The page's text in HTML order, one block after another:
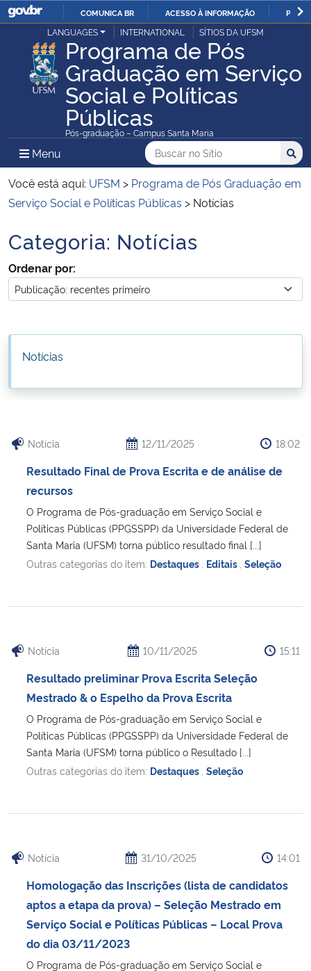
IR
PARA
O
CONTEÚDO
COMUNICA BR ACESSO À INFORMAÇÃO
Ministério da Justiça e Segurança Pública
Ministério da Defesa
Ministério das Relações Exteriores
Ministério da Infraestrutura
Ministério da Agricultura, Pecuária e Abastecimento
Ministério da Educação
Ministério da Saúde
Ministério do Meio Ambiente
Ministério do Turismo
Ministério do Desenvolvimento Regional
Secretaria-Geral
Secretaria de Governo
Gabinete de Segurança Institucional
Advocacia-Geral da União
LANGUAGES INTERNATIONAL SÍTIOS DA UFSM
Programa de Pós
Graduação em Serviço
Social e Políticas
Públicas
Pós-graduação – Campus Santa Maria
Menu Menu Principal do Sítio
Busca
Buscar no no Sítio
Busca:
Você está aqui: UFSM > Programa de Pós Graduação em
Serviço Social e Políticas Públicas > Notícias
Início do conteúdo
Categoria: Notícias
Ordenar por:
Notícias
Notícia 12/11/2025 18:02
Resultado Final de Prova Escrita e de análise de
recursos
O Programa de Pós-graduação em Serviço Social e
Políticas Públicas (PPGSSPP) da Universidade Federal de
Santa Maria (UFSM) torna público resultado final [...]
Outras categorias do item: Destaques Editais Seleção
Notícia 10/11/2025 15:11
Resultado preliminar Prova Escrita Seleção
Mestrado & o Espelho da Prova Escrita
O Programa de Pós-graduação em Serviço Social e
Políticas Públicas (PPGSSPP) da Universidade Federal de
Santa Maria (UFSM) torna público o Resultado [...]
Outras categorias do item: Destaques Seleção
Notícia 31/10/2025 14:01
Homologação das Inscrições (lista de candidatos
aptos a etapa da prova) – Seleção Mestrado em
Serviço Social e Políticas Públicas – Local Prova
do dia 03/11/2023
O Programa de Pós-graduação em Serviço Social e